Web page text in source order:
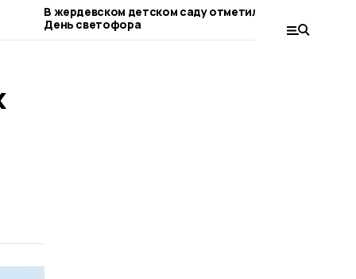
В жердевском детском саду отметили
День светофора
боевых
бизнес